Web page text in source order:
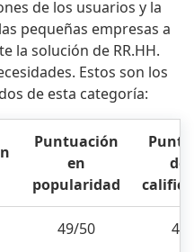
de los usuarios y la
pequeñas empresas a
la solución de RR.HH.
Estos son los
de esta categoría:
Puntuación
en
popularidad
de
49/50